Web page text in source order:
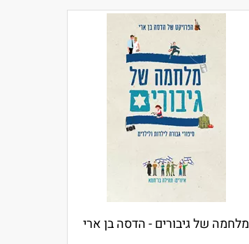
מלחמה של גיבורים - הדסה בן ארי